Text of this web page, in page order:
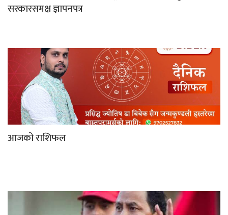
सरकारसमक्ष ज्ञापनपत्र
आजको राशिफल